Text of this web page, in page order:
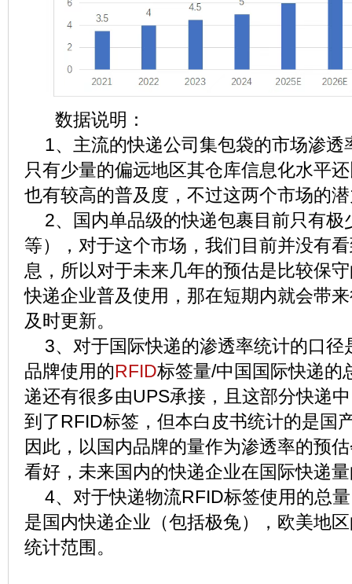
数据说明：
1、主流的快递公司集包袋的市场渗透
只有少量的偏远地区其仓库信息化水平
也有较高的普及度，不过这两个市场的
2、国内单品级的快递包裹目前只有极
等），对于这个市场，我们目前并没有
息，所以对于未来几年的预估是比较保
快递企业普及使用，那在短期内就会带
及时更新。
3、对于国际快递的渗透率统计的口径
品牌使用的RFID标签量/中国国际快递的
递还有很多由UPS承接，且这部分快递
到了RFID标签，但本白皮书统计的是国
因此，以国内品牌的量作为渗透率的预
看好，未来国内的快递企业在国际快递
4、对于快递物流RFID标签使用的总
是国内快递企业（包括极兔），欧美地
统计范围。